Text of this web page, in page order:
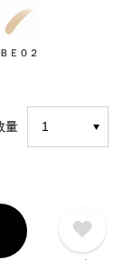
ＢＥ０２
量